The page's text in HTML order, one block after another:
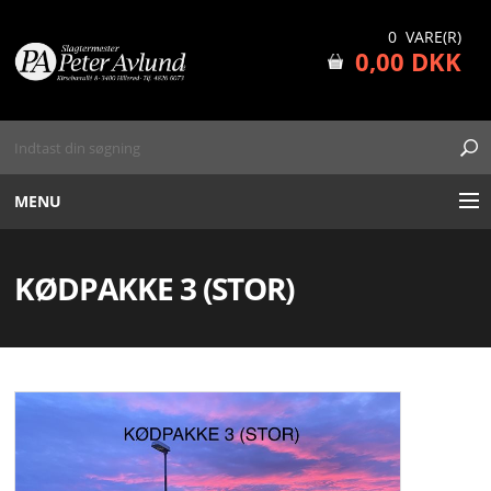
0 VARE(R)
0,00 DKK
MENU
GRILLUDLEJNING
KØDPAKKE 3 (STOR)